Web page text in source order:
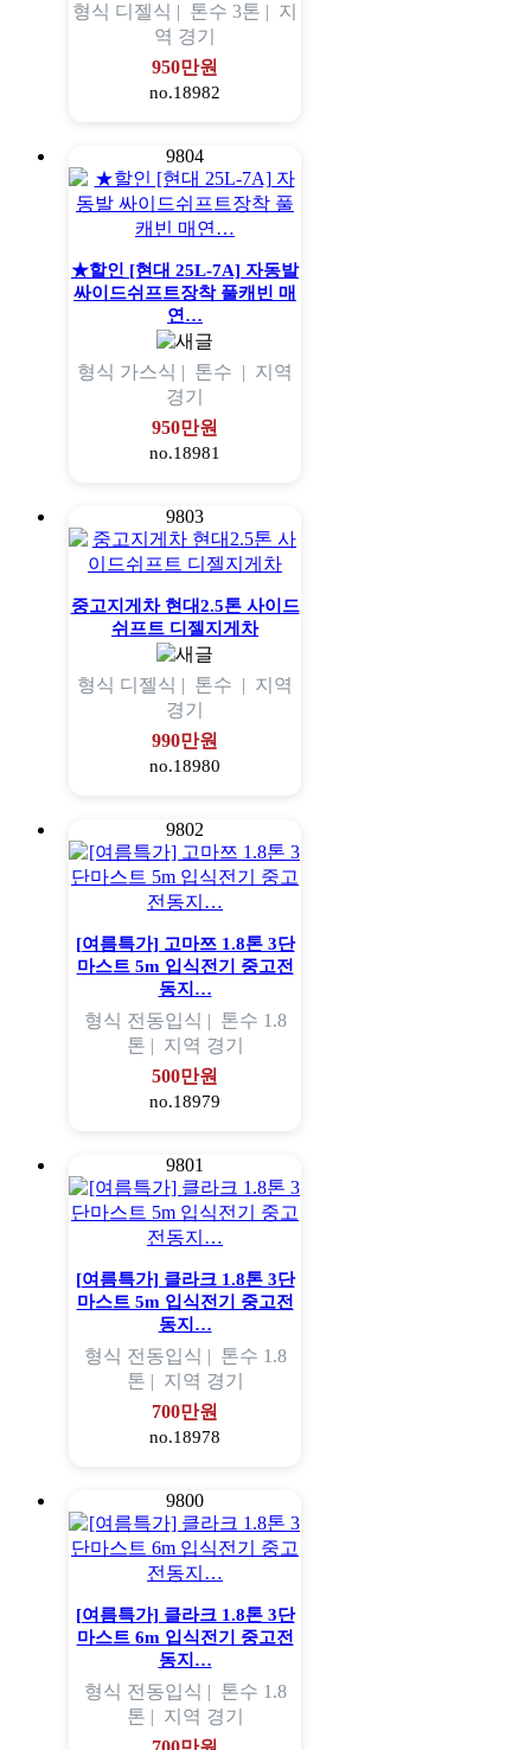
형식 디젤식 | 톤수 3톤 | 지
역 경기
950만원
no.18982
9804
★할인 [현대 25L-7A] 자동발
싸이드쉬프트장착 풀캐빈 매
연…
형식 가스식 | 톤수 | 지역
경기
950만원
no.18981
9803
중고지게차 현대2.5톤 사이드
쉬프트 디젤지게차
형식 디젤식 | 톤수 | 지역
경기
990만원
no.18980
9802
[여름특가] 고마쯔 1.8톤 3단
마스트 5m 입식전기 중고전
동지…
형식 전동입식 | 톤수 1.8
톤 | 지역 경기
500만원
no.18979
9801
[여름특가] 클라크 1.8톤 3단
마스트 5m 입식전기 중고전
동지…
형식 전동입식 | 톤수 1.8
톤 | 지역 경기
700만원
no.18978
9800
[여름특가] 클라크 1.8톤 3단
마스트 6m 입식전기 중고전
동지…
형식 전동입식 | 톤수 1.8
톤 | 지역 경기